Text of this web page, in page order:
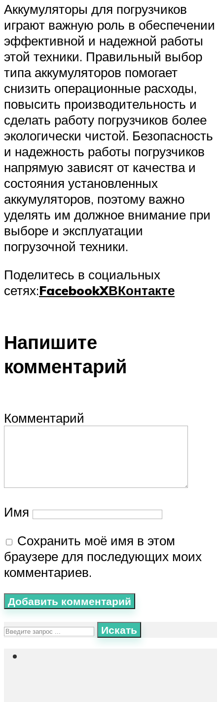
Аккумуляторы для погрузчиков
играют важную роль в обеспечении
эффективной и надежной работы
этой техники. Правильный выбор
типа аккумуляторов помогает
снизить операционные расходы,
повысить производительность и
сделать работу погрузчиков более
экологически чистой. Безопасность
и надежность работы погрузчиков
напрямую зависят от качества и
состояния установленных
аккумуляторов, поэтому важно
уделять им должное внимание при
выборе и эксплуатации
погрузочной техники.
Поделитесь в социальных
сетях:FacebookXВКонтакте
Напишите
комментарий
Комментарий
Имя
Сохранить моё имя в этом
браузере для последующих моих
комментариев.
Искать